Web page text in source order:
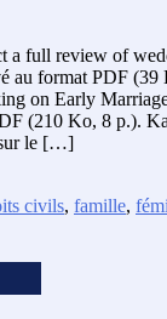
a full review of
au format PDF
on Early
(210 Ko, 8 p.).
sur le […]
civils, famille,